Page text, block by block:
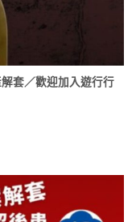
套／歡迎加入遊行行